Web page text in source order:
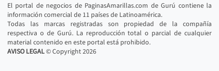
El portal de negocios de PaginasAmarillas.com de Gurú contiene la
información comercial de 11 países de Latinoamérica.
Todas las marcas registradas son propiedad de la compañía
respectiva o de Gurú. La reproducción total o parcial de cualquier
material contenido en este portal está prohibido.
AVISO LEGAL© Copyright2026